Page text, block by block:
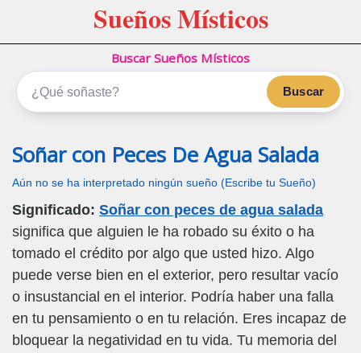
Sueños Místicos
Buscar Sueños Místicos
Buscar
Soñar con Peces De Agua Salada
Aún no se ha interpretado ningún sueño (Escribe tu Sueño)
Significado: Soñar con peces de agua salada
significa que alguien le ha robado su éxito o ha
tomado el crédito por algo que usted hizo. Algo
puede verse bien en el exterior, pero resultar vacío
o insustancial en el interior. Podría haber una falla
en tu pensamiento o en tu relación. Eres incapaz de
bloquear la negatividad en tu vida. Tu memoria del